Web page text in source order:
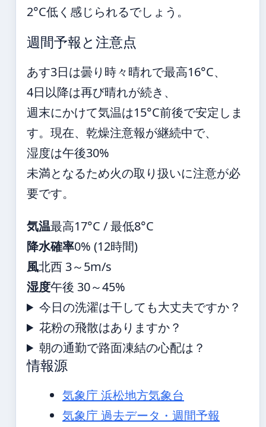
2°C低く感じられるでしょう。
週間予報と注意点
あす3日は曇り時々晴れで最高16°C、
4日以降は再び晴れが続き、
週末にかけて気温は15°C前後で安定しま
す。現在、乾燥注意報が継続中で、
湿度は午後30%
未満となるため火の取り扱いに注意が必
要です。
気温最高17°C / 最低8°C
降水確率0% (12時間)
風北西 3～5m/s
湿度午後 30～45%
今日の洗濯は干しても大丈夫ですか？
花粉の飛散はありますか？
朝の通勤で路面凍結の心配は？
情報源
気象庁 浜松地方気象台
気象庁 過去データ・週間予報